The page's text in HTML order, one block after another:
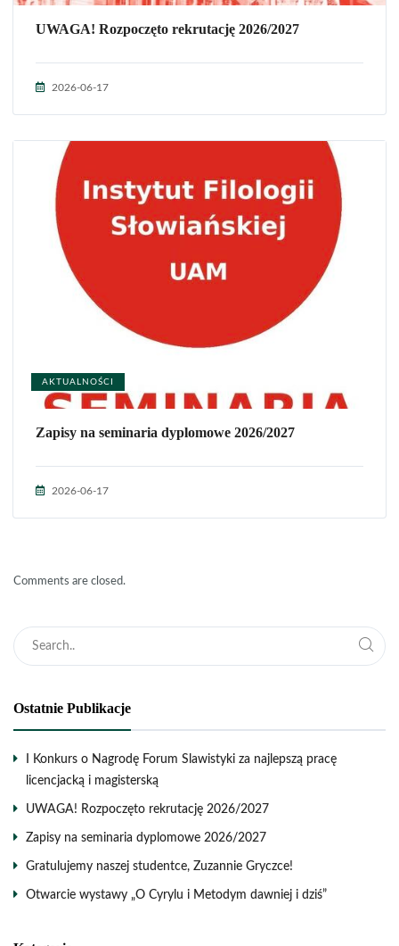
UWAGA! Rozpoczęto rekrutację 2026/2027
2026-06-17
AKTUALNOŚCI
Zapisy na seminaria dyplomowe 2026/2027
2026-06-17
Comments are closed.
Ostatnie Publikacje
I Konkurs o Nagrodę Forum Slawistyki za najlepszą pracę
licencjacką i magisterską
UWAGA! Rozpoczęto rekrutację 2026/2027
Zapisy na seminaria dyplomowe 2026/2027
Gratulujemy naszej studentce, Zuzannie Gryczce!
Otwarcie wystawy „O Cyrylu i Metodym dawniej i dziś”